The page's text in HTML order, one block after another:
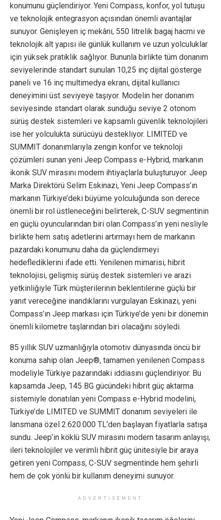
konumunu güçlendiriyor. Yeni Compass, konfor, yol tutuşu
ve teknolojik entegrasyon açısından önemli avantajlar
sunuyor. Genişleyen iç mekânı, 550 litrelik bagaj hacmi ve
teknolojik alt yapısı ile günlük kullanım ve uzun yolculuklar
için yüksek pratiklik sağlıyor. Bununla birlikte tüm donanım
seviyelerinde standart sunulan 10,25 inç dijital gösterge
paneli ve 16 inç multimedya ekranı, dijital kullanıcı
deneyimini üst seviyeye taşıyor. Modelin her donanım
seviyesinde standart olarak sunduğu seviye 2 otonom
sürüş destek sistemleri ve kapsamlı güvenlik teknolojileri
ise her yolculukta sürücüyü destekliyor. LIMITED ve
SUMMIT donanımlarıyla zengin konfor ve teknoloji
çözümleri sunan yeni Jeep Compass e-Hybrid, markanın
ikonik SUV mirasını modern ihtiyaçlarla buluşturuyor. Jeep
Marka Direktörü Selim Eskinazi, Yeni Jeep Compass’ın
markanın Türkiye’deki büyüme yolculuğunda son derece
önemli bir rol üstleneceğini belirterek, C-SUV segmentinin
en güçlü oyuncularından biri olan Compass’ın yeni nesliyle
birlikte hem satış adetlerini artırmayı hem de markanın
pazardaki konumunu daha da güçlendirmeyi
hedeflediklerini ifade etti. Yenilenen mimarisi, hibrit
teknolojisi, gelişmiş sürüş destek sistemleri ve arazi
yetkinliğiyle Türk müşterilerinin beklentilerine güçlü bir
yanıt vereceğine inandıklarını vurgulayan Eskinazi, yeni
Compass’ın Jeep markası için Türkiye’de yeni bir dönemin
önemli kilometre taşlarından biri olacağını söyledi.
85 yıllık SUV uzmanlığıyla otomotiv dünyasında öncü bir
konuma sahip olan Jeep®, tamamen yenilenen Compass
modeliyle Türkiye pazarındaki iddiasını güçlendiriyor. Bu
kapsamda Jeep, 145 BG gücündeki hibrit güç aktarma
sistemiyle donatılan yeni Compass e-Hybrid modelini,
Türkiye’de LIMITED ve SUMMIT donanım seviyeleri ile
lansmana özel 2.620.000 TL’den başlayan fiyatlarla satışa
sundu. Jeep’in köklü SUV mirasını modern tasarım anlayışı,
ileri teknolojiler ve verimli hibrit güç ünitesiyle bir araya
getiren yeni Compass, C-SUV segmentinde hem şehirli
hem de çok yönlü bir kullanım deneyimi sunuyor.
ADVERTISEMENT